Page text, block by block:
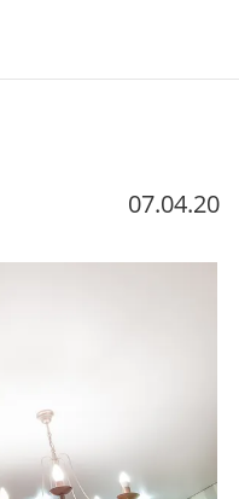
07.04.20